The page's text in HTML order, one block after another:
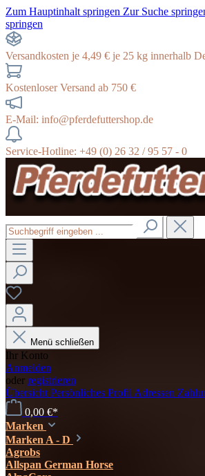
Zum Hauptinhalt springen Zur Suche
springen
Versandkosten je 4,49 € je 25 kg innerhalb
Kostenloser Versand ab 750 €
E-Mail: info@pferdefuttershop.de
Service-Hotline: +49 (0) 26 32 / 95 57 - 0
Menü schließen
Ihr Konto
Anmelden
oder registrieren
Übersicht Persönliches Profil Adressen
0,00 €*
Marken
Marken A - D
Agrobs
Allspan German Horse